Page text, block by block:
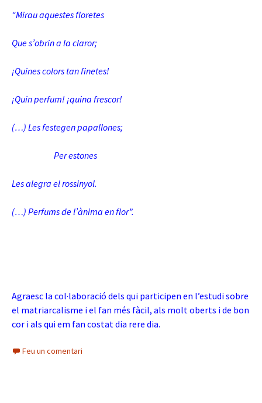
“Mirau aquestes floretes
Que s’obrin a la claror;
¡Quines colors tan finetes!
¡Quin perfum! ¡quina frescor!
(…) Les festegen papallones;
Per estones
Les alegra el rossinyol.
(…) Perfums de l’ànima en flor”.
Agraesc la col·laboració dels qui participen en l’estudi sobre
el matriarcalisme i el fan més fàcil, als molt oberts i de bon
cor i als qui em fan costat dia rere dia.
Feu un comentari